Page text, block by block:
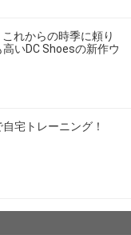
れからの時季に頼り
いDC Shoesの新作ウ
宅トレーニング！